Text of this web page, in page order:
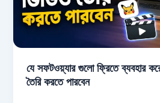
যে সফটওয়্যার গুলো ফ্রিতে ব্যবহার
তৈরি করতে পারবেন